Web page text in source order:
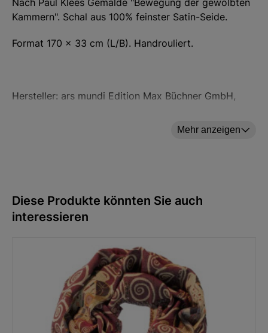
Nach Paul Klees Gemälde "Bewegung der gewölbten
Kammern". Schal aus 100% feinster Satin-Seide.
Format 170 x 33 cm (L/B). Handrouliert.
Hersteller: ars mundi Edition Max Büchner GmbH,
Mehr anzeigen
Diese Produkte könnten Sie auch
interessieren